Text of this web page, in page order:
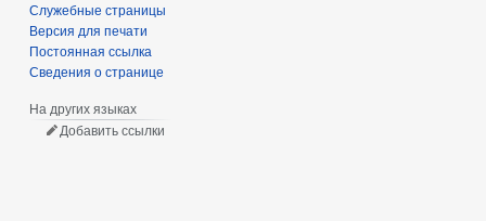
Служебные страницы
Версия для печати
Постоянная ссылка
Сведения о странице
На других языках
Добавить ссылки